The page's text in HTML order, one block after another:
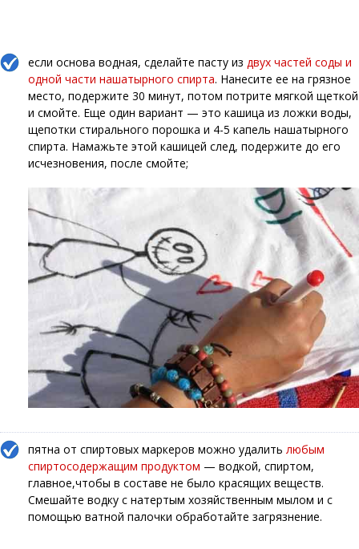
если основа водная, сделайте пасту из двух частей соды и
одной части нашатырного спирта. Нанесите ее на грязное
место, подержите 30 минут, потом потрите мягкой щеткой
и смойте. Еще один вариант — это кашица из ложки воды,
щепотки стирального порошка и 4-5 капель нашатырного
спирта. Намажьте этой кашицей след, подержите до его
исчезновения, после смойте;
пятна от спиртовых маркеров можно удалить любым
спиртосодержащим продуктом — водкой, спиртом,
главное,чтобы в составе не было красящих веществ.
Смешайте водку с натертым хозяйственным мылом и с
помощью ватной палочки обработайте загрязнение.